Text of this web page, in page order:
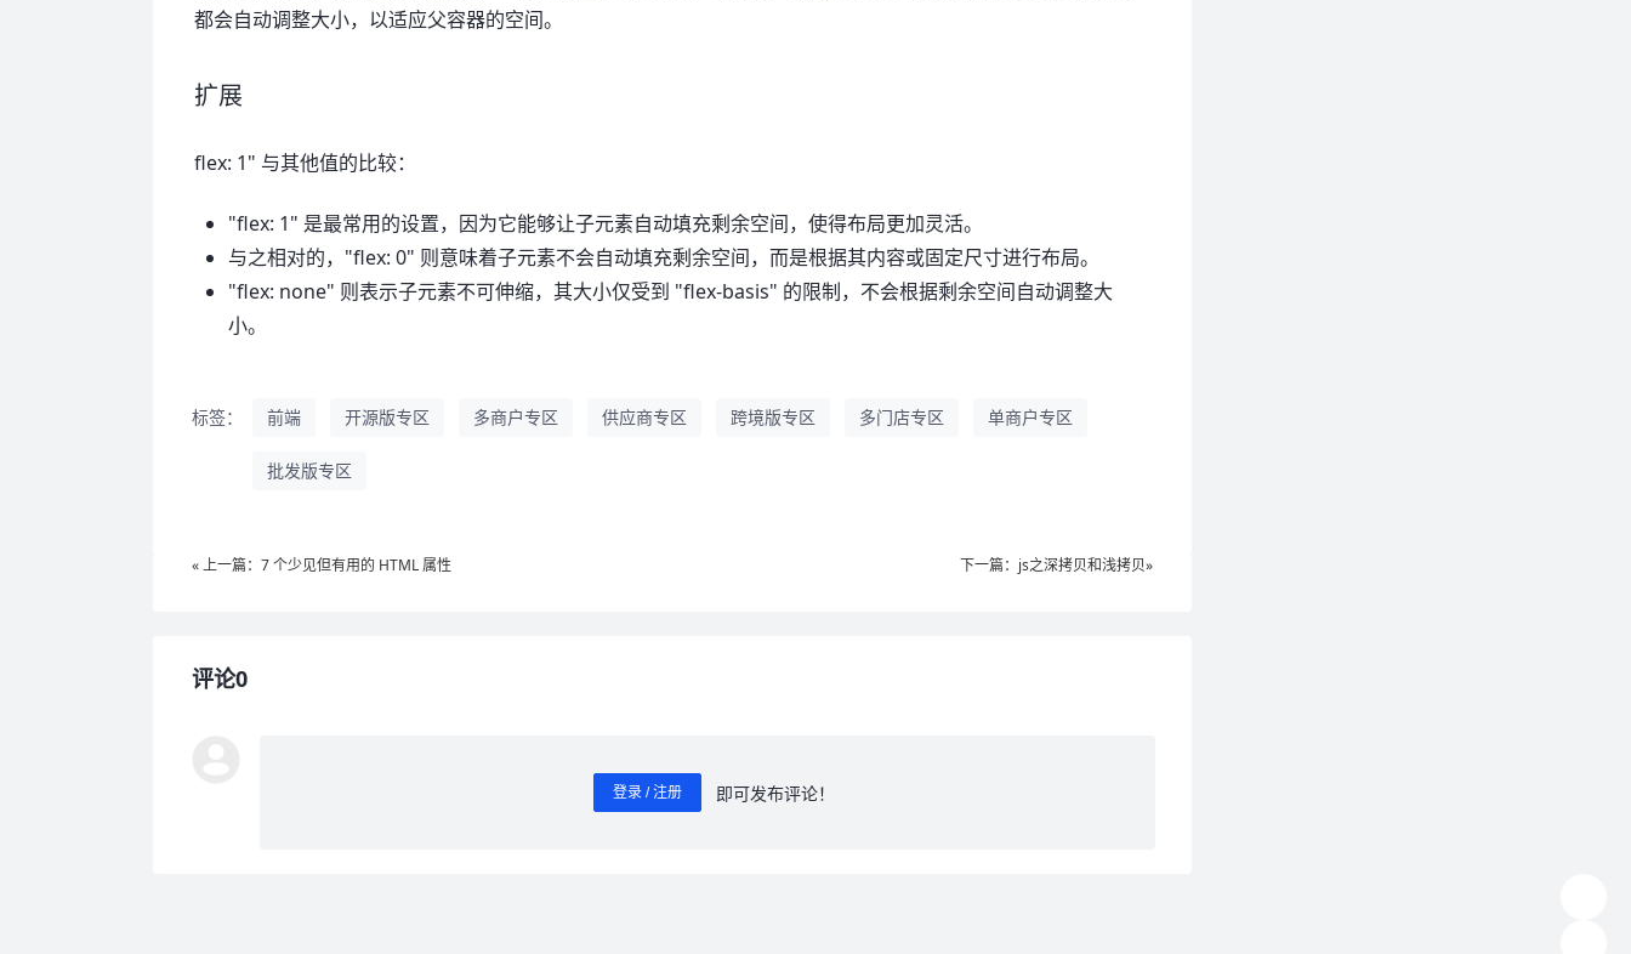
都会自动调整大小，以适应父容器的空间。
扩展
flex: 1" 与其他值的比较：
"flex: 1" 是最常用的设置，因为它能够让子元素自动填充剩余空间，使得布局更加灵活。
与之相对的，"flex: 0" 则意味着子元素不会自动填充剩余空间，而是根据其内容或固定尺寸进行布局。
"flex: none" 则表示子元素不可伸缩，其大小仅受到 "flex-basis" 的限制，不会根据剩余空间自动调整大
小。
标签： 前端 开源版专区 多商户专区 供应商专区 跨境版专区 多门店专区 单商户专区
批发版专区
« 上一篇：7 个少见但有用的 HTML 属性 下一篇：js之深拷贝和浅拷贝»
评论0
登录 / 注册
即可发布评论！